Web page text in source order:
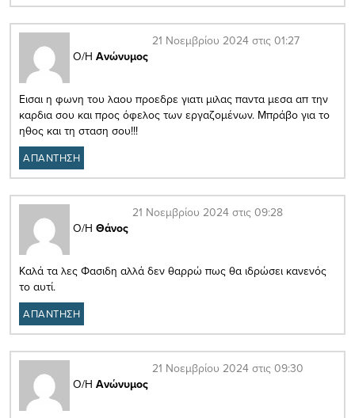
Ο/Η Ανώνυμος
21 Νοεμβρίου 2024 στις 01:27
Εισαι η φωνη του λαου προεδρε γιατι μιλας παντα μεσα απ την
καρδια σου και προς όφελος των εργαζομένων. Μπράβο για το
ηθος και τη σταση σου!!!
ΑΠΑΝΤΗΣΗ
Ο/Η Θάνος
21 Νοεμβρίου 2024 στις 09:28
Καλά τα λες Φασιδη αλλά δεν θαρρώ πως θα ιδρώσει κανενός
το αυτί.
ΑΠΑΝΤΗΣΗ
Ο/Η Ανώνυμος
21 Νοεμβρίου 2024 στις 09:30